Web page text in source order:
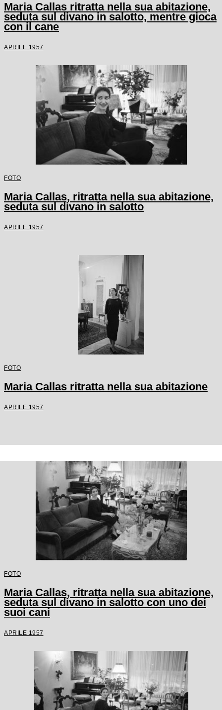
Maria Callas ritratta nella sua abitazione,
seduta sul divano in salotto, mentre gioca
con il cane
APRILE 1957
FOTO
Maria Callas, ritratta nella sua abitazione,
seduta sul divano in salotto
APRILE 1957
FOTO
Maria Callas ritratta nella sua abitazione
APRILE 1957
FOTO
Maria Callas, ritratta nella sua abitazione,
seduta sul divano in salotto con uno dei
suoi cani
APRILE 1957